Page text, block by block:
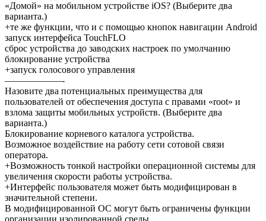
«Домой» на мобильном устройстве iOS? (Выберите два
варианта.)
+те же функции, что и с помощью кнопок навигации Android
запуск интерфейса TouchFLO
сброс устройства до заводских настроек по умолчанию
блокирование устройства
+запуск голосового управления
——————-
Назовите два потенциальных преимущества для
пользователей от обеспечения доступа с правами «root» и
взлома защиты мобильных устройств. (Выберите два
варианта.)
Блокирование корневого каталога устройства.
Возможное воздействие на работу сети сотовой связи
оператора.
+Возможность тонкой настройки операционной системы для
увеличения скорости работы устройства.
+Интерфейс пользователя может быть модифицирован в
значительной степени.
В модифицированной ОС могут быть ограничены функции
организации изолированной среды.